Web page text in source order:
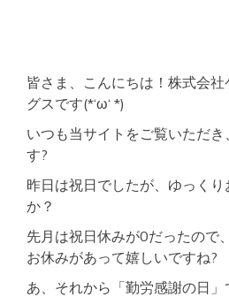
皆さま、こんにちは！株式会
グスです(*‘ω‘ *)
いつも当サイトをご覧いただ
す?
昨日は祝日でしたが、ゆっく
か？
先月は祝日休みが0だったので
お休みがあって嬉しいですね?
あ、それから「勤労感謝の日」